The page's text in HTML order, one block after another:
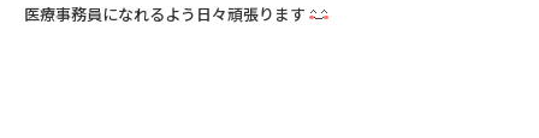
医療事務員になれるよう日々頑張ります